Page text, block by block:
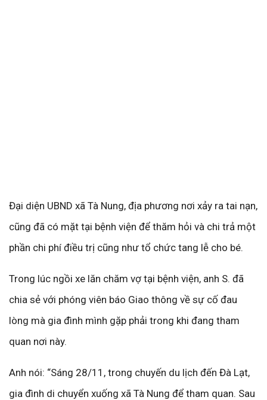
Đại diện UBND xã Tà Nung, địa phương nơi xảy ra tai nạn,
cũng đã có mặt tại bệnh viện để thăm hỏi và chi trả một
phần chi phí điều trị cũng như tổ chức tang lễ cho bé.
Trong lúc ngồi xe lăn chăm vợ tại bệnh viện, anh S. đã
chia sẻ với phóng viên báo Giao thông về sự cố đau
lòng mà gia đình mình gặp phải trong khi đang tham
quan nơi này.
Anh nói: “Sáng 28/11, trong chuyến du lịch đến Đà Lạt,
gia đình di chuyển xuống xã Tà Nung để tham quan. Sau